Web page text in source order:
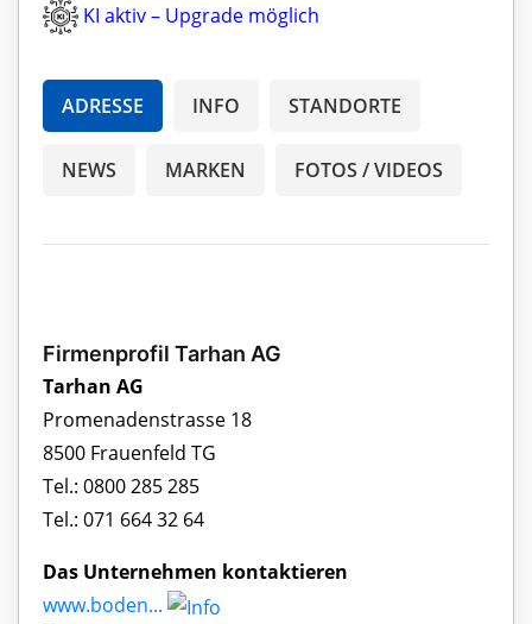
KI aktiv – Upgrade möglich
ADRESSE INFO STANDORTE
NEWS MARKEN FOTOS / VIDEOS
Firmenprofil Tarhan AG
Tarhan AG
Promenadenstrasse 18
8500 Frauenfeld TG
Tel.: 0800 285 285
Tel.: 071 664 32 64
Das Unternehmen kontaktieren
www.boden...